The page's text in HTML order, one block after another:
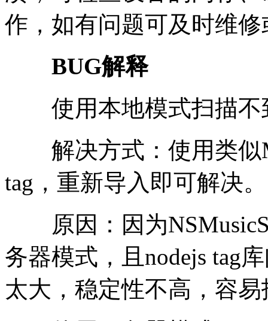
作，如有问题可及时维
BUG解释
使用本地模式扫描不
解决方式：使用类似
tag，重新导入即可解决。
原因：因为NSMusicS
务器模式，且nodejs tag
太大，稳定性不高，容易